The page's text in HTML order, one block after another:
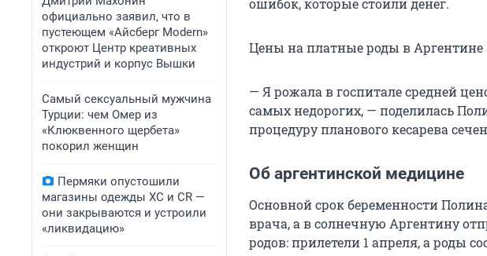
официально заявил, что в
пустеющем «Айсберг Modern»
откроют Центр креативных
индустрий и корпус Вышки
Самый сексуальный мужчина
Турции: чем Омер из
«Клюквенного щербета»
покорил женщин
Пермяки опустошили
магазины одежды XC и CR —
они закрываются и устроили
«ликвидацию»
ошибок, которые стоили денег.
Цены на платные роды в Аргентине
— Я рожала в госпитале средней
самых недорогих, — поделилась
процедуру планового кесарева
Об аргентинской медицине
Основной срок беременности
врача, а в солнечную Аргентину
родов: прилетели 1 апреля, а роды